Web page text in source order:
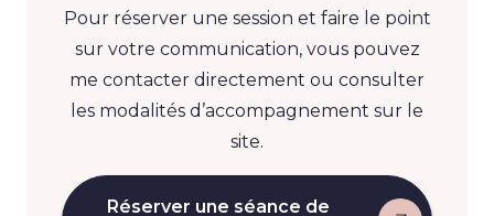
Pour réserver une session et faire le point
sur votre communication, vous pouvez
me contacter directement ou consulter
les modalités d’accompagnement sur le
site.
Réserver une séance de